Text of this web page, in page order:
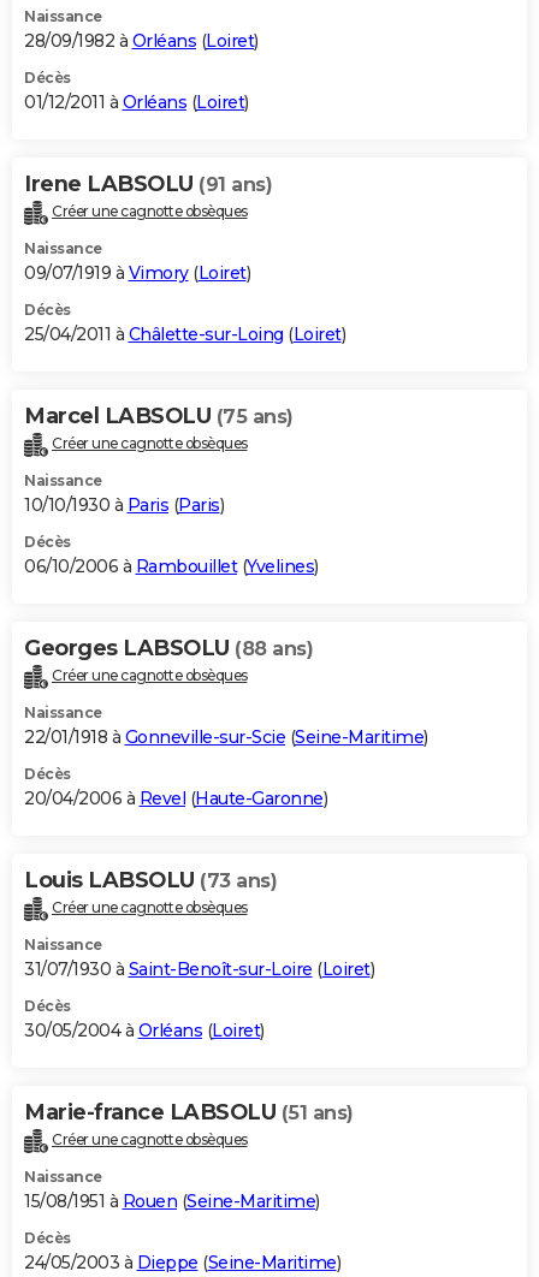
Naissance
28/09/1982 à Orléans (Loiret)
Décès
01/12/2011 à Orléans (Loiret)
Irene LABSOLU (91 ans)
Créer une cagnotte obsèques
Naissance
09/07/1919 à Vimory(Loiret)
Décès
25/04/2011 à Châlette-sur-Loing (Loiret)
Marcel LABSOLU (75 ans)
Créer une cagnotte obsèques
Naissance
10/10/1930 à Paris (Paris)
Décès
06/10/2006 à Rambouillet(Yvelines)
Georges LABSOLU (88 ans)
Créer une cagnotte obsèques
Naissance
22/01/1918 à Gonneville-sur-Scie (Seine-Maritime)
Décès
20/04/2006 à Revel (Haute-Garonne)
Louis LABSOLU (73 ans)
Créer une cagnotte obsèques
Naissance
31/07/1930 à Saint-Benoît-sur-Loire (Loiret)
Décès
30/05/2004 à Orléans (Loiret)
Marie-france LABSOLU (51 ans)
Créer une cagnotte obsèques
Naissance
15/08/1951 à Rouen (Seine-Maritime)
Décès
24/05/2003 à Dieppe (Seine-Maritime)